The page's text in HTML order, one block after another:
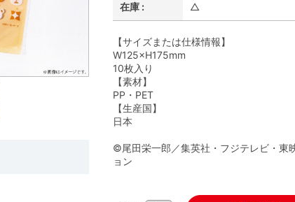
在庫 : △
【サイズまたは仕様情報】
W125×H175mm
10枚入り
【素材】
PP・PET
【生産国】
日本
©尾田栄一郎／集英社・フジテレビ・東
ョン